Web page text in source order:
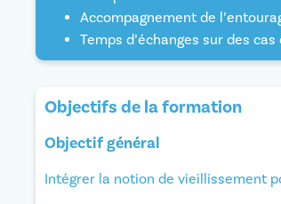
Accompagnement de
Temps d’échanges sur des
Objectifs de la formation
Objectif général
Intégrer la notion de vieillissement